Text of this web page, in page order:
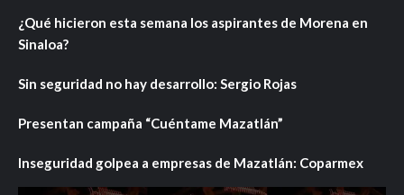
¿Qué hicieron esta semana los aspirantes de Morena en
Sinaloa?
Sin seguridad no hay desarrollo: Sergio Rojas
Presentan campaña “Cuéntame Mazatlán”
Inseguridad golpea a empresas de Mazatlán: Coparmex